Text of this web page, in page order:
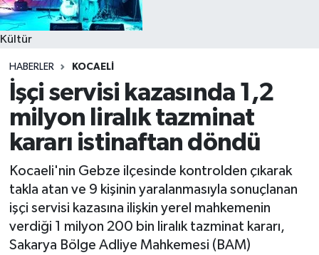
Kültür
HABERLER KOCAELI
İşçi servisi kazasında 1,2
milyon liralık tazminat
kararı istinaftan döndü
Kocaeli'nin Gebze ilçesinde kontrolden çıkarak
takla atan ve 9 kişinin yaralanmasıyla sonuçlanan
işçi servisi kazasına ilişkin yerel mahkemenin
verdiği 1 milyon 200 bin liralık tazminat kararı,
Sakarya Bölge Adliye Mahkemesi (BAM)